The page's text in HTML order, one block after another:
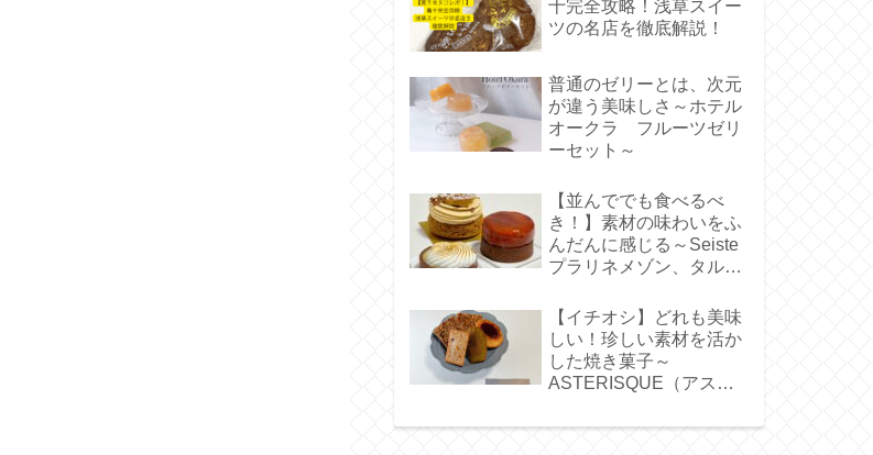
十完全攻略！浅草スイー
ツの名店を徹底解説！
普通のゼリーとは、次元
が違う美味しさ～ホテル
オークラ フルーツゼリ
ーセット～
【並んででも食べるべ
き！】素材の味わいをふ
んだんに感じる～Seiste
プラリネメゾン、タルト
シトロン～
【イチオシ】どれも美味
しい！珍しい素材を活か
した焼き菓子～
ASTERISQUE（アステ